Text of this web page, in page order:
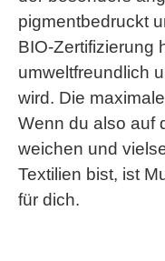
pigmentbedruckt
BIO-Zertifizierung
umweltfreundlich
wird. Die
Wenn du also auf
weichen und
Textilien bist, ist
für dich.